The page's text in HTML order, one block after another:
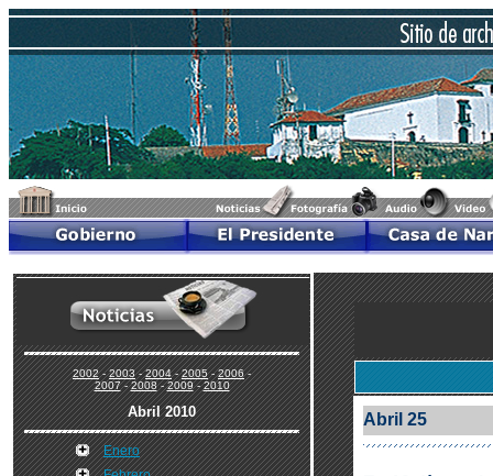
2002-2003-2004-2005-2006-
2007-2008-2009-2010
Abril 2010
Enero
Abril 25